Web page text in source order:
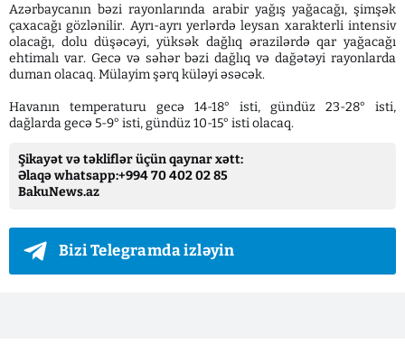
Azərbaycanın bəzi rayonlarında arabir yağış yağacağı, şimşək
çaxacağı gözlənilir. Ayrı-ayrı yerlərdə leysan xarakterli intensiv
olacağı, dolu düşəcəyi, yüksək dağlıq ərazilərdə qar yağacağı
ehtimalı var. Gecə və səhər bəzi dağlıq və dağətəyi rayonlarda
duman olacaq. Mülayim şərq küləyi əsəcək.
Havanın temperaturu gecə 14-18° isti, gündüz 23-28° isti,
dağlarda gecə 5-9° isti, gündüz 10-15° isti olacaq.
Şikayət və təkliflər üçün qaynar xətt:
Əlaqə whatsapp:+994 70 402 02 85
BakuNews.az
Bizi Telegramda izləyin